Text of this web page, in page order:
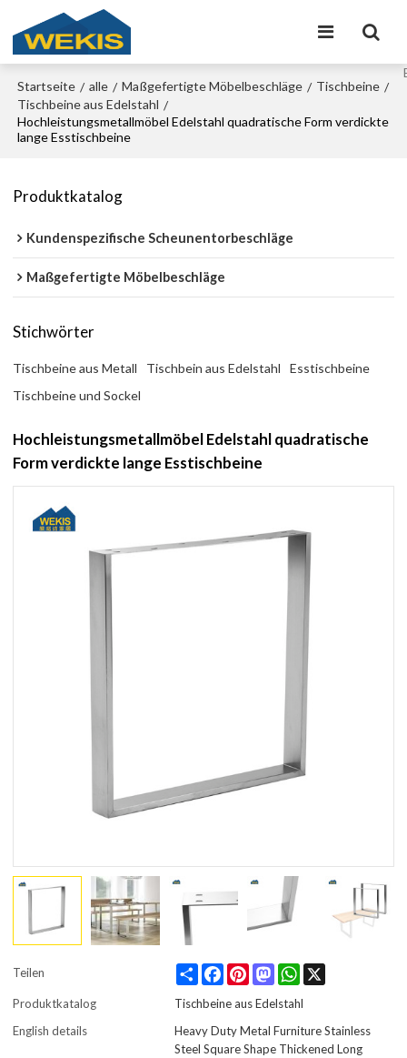
Startseite / alle / Maßgefertigte Möbelbeschläge / Tischbeine /
Tischbeine aus Edelstahl /
Hochleistungsmetallmöbel Edelstahl quadratische Form verdickte
lange Esstischbeine
Produktkatalog
Kundenspezifische Scheunentorbeschläge
Maßgefertigte Möbelbeschläge
Stichwörter
Tischbeine aus Metall Tischbein aus Edelstahl
Esstischbeine
Tischbeine und Sockel
Hochleistungsmetallmöbel Edelstahl quadratische
Form verdickte lange Esstischbeine
Teilen Share FacebookPinterestMastodonWhatsApp
Produktkatalog
Tischbeine aus Edelstahl
English details
Heavy Duty Metal Furniture Stainless
Steel Square Shape Thickened Long